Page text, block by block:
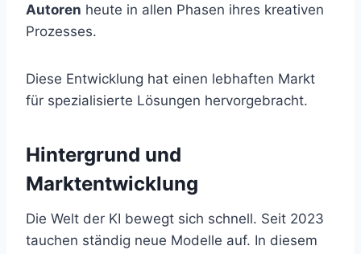
Autoren heute in allen Phasen ihres kreativen
Prozesses.
Diese Entwicklung hat einen lebhaften Markt
für spezialisierte Lösungen hervorgebracht.
Hintergrund und
Marktentwicklung
Die Welt der KI bewegt sich schnell. Seit 2023
tauchen ständig neue Modelle auf. In diesem